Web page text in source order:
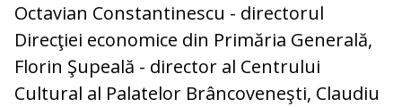
Octavian Constantinescu - directorul
Direcţiei economice din Primăria Generală,
Florin Şupeală - director al Centrului
Cultural al Palatelor Brâncoveneşti, Claudiu